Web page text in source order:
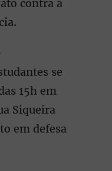
contra a
se
15h em
Siqueira
em defesa